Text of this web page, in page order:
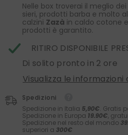
Nelle box troverai il meglio dei
sieri, prodotti barba e molto
calzini Zazà in caldo cotone e
prodotti è garantito.
RITIRO DISPONIBILE
Di solito pronto in 2 ore
Visualizza le informazioni
Spedizioni
Spedizione in Italia 5,90€. Gratis
Spedizione in Europa 19.90€,
Spedizione nel resto del mondo
superiori a 300€